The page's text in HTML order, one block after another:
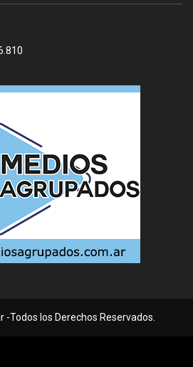
Todos los Derechos Reservados.